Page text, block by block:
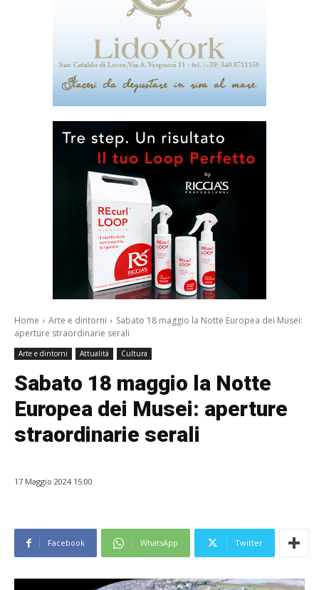
Home Arte e dintorni
Sabato 18 maggio la Notte Europea dei Musei:
aperture straordinarie serali
Arte e dintorni Attualità Cultura
Sabato 18 maggio la Notte
Europea dei Musei: aperture
straordinarie serali
17 Maggio 2024 15:00
Facebook WhatsApp Twitter